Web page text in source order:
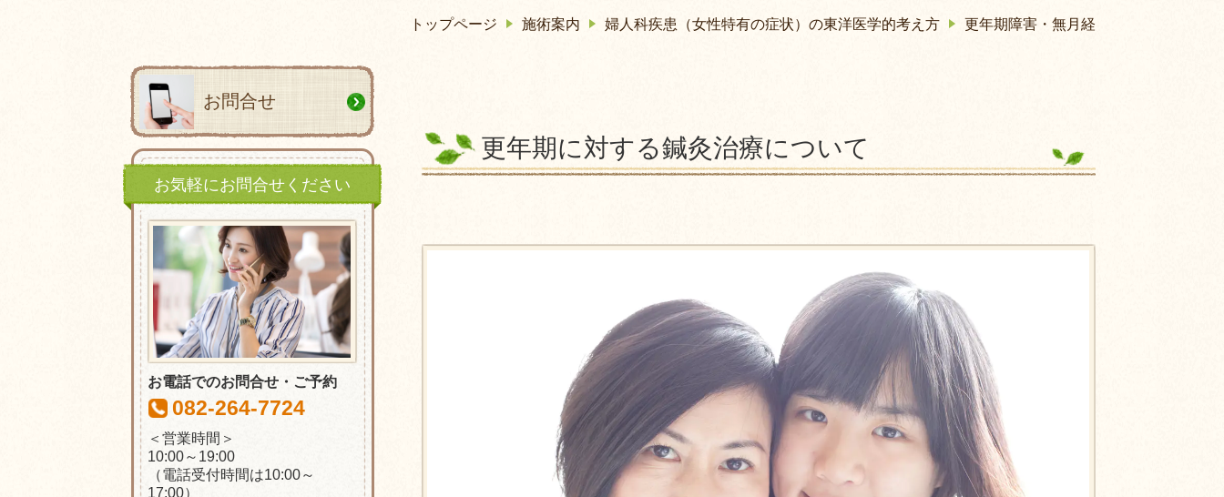
トップページ 施術案内 婦人科疾患（女性特有の症状）の東洋医学的考え方 更年期障害・無月経
更年期に対する鍼灸治療について
お問合せ
お気軽にお問合せください
お電話でのお問合せ・ご予約
082-264-7724
＜営業時間＞
10:00～19:00
（電話受付時間は10:00～
17:00）